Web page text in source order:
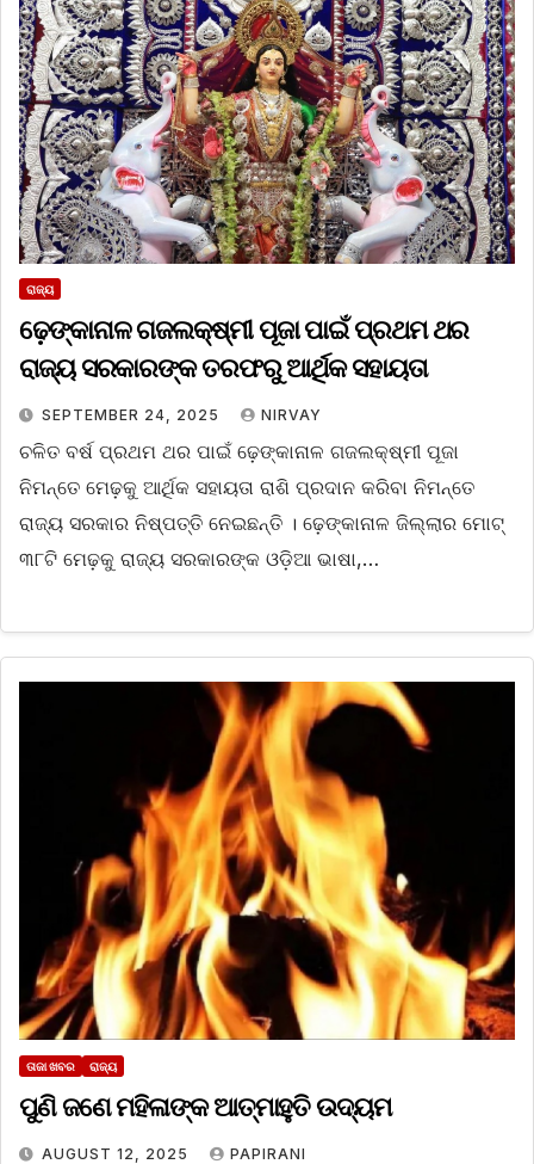
ରାଜ୍ୟ
ଢ଼େଙ୍କାନାଳ ଗଜଲକ୍ଷ୍ମୀ ପୂଜା ପାଇଁ ପ୍ରଥମ ଥର
ରାଜ୍ୟ ସରକାରଙ୍କ ତରଫରୁ ଆର୍ଥିକ ସହାୟତା
SEPTEMBER 24, 2025 NIRVAY
ଚଳିତ ବର୍ଷ ପ୍ରଥମ ଥର ପାଇଁ ଢ଼େଙ୍କାନାଳ ଗଜଲକ୍ଷ୍ମୀ ପୂଜା
ନିମନ୍ତେ ମେଢ଼କୁ ଆର୍ଥିକ ସହାୟତା ରାଶି ପ୍ରଦାନ କରିବା ନିମନ୍ତେ
ରାଜ୍ୟ ସରକାର ନିଷ୍ପତ୍ତି ନେଇଛନ୍ତି । ଢ଼େଙ୍କାନାଳ ଜିଲ୍ଲାର ମୋଟ୍
୩୮ଟି ମେଢ଼କୁ ରାଜ୍ୟ ସରକାରଙ୍କ ଓଡ଼ିଆ ଭାଷା,…
ତାଜା ଖବର ରାଜ୍ୟ
ପୁଣି ଜଣେ ମହିଳାଙ୍କ ଆତ୍ମାହୁତି ଉଦ୍ୟମ
AUGUST 12, 2025 PAPIRANI